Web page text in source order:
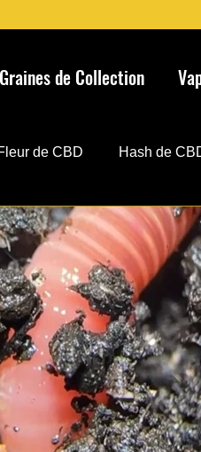
Graines de Collection
de CBD Hash de
pour hash Pro Muta
Fleur de CBG